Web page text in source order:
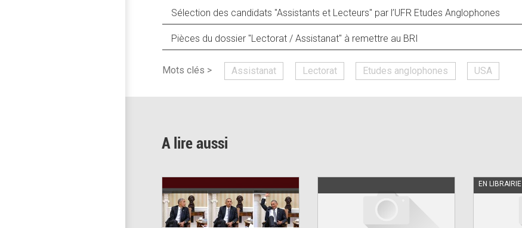
Sélection des candidats "Assistants et Lecteurs" par l’UFR Etudes Anglophones
Pièces du dossier "Lectorat / Assistanat" à remettre au BRI
Mots clés > Assistanat Lectorat Etudes anglophones USA
A lire aussi
EN LIBRAIRIE